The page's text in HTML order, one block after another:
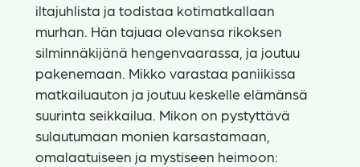
iltajuhlista ja todistaa kotimatkallaan
murhan. Hän tajuaa olevansa rikoksen
silminnäkijänä hengenvaarassa, ja joutuu
pakenemaan. Mikko varastaa paniikissa
matkailuauton ja joutuu keskelle elämänsä
suurinta seikkailua. Mikon on pystyttävä
sulautumaan monien karsastamaan,
omalaatuiseen ja mystiseen heimoon: